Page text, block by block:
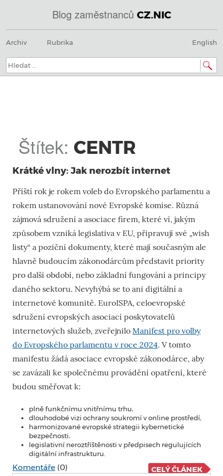
Blog zaměstnanců CZ.NIC
@
IN
SOA
nic.cz.
Menu
na
Archiv Rubrika English
Hledat:
Štítek: CENTR
Krátké vlny: Jak nerozbít internet
Příští rok je rokem voleb do Evropského parlamentu a
rokem ustanovování nové Evropské komise. Různá
zájmová sdružení a asociace firem, které ví, jakým
způsobem vzniká legislativa v EU, připravují své „wish
listy“ a poziční dokumenty, které mají současným ale
hlavně budoucím zákonodárcům představit priority
pro další období, nebo základní fungování a principy
daného sektoru. Nevyhýbá se to ani digitální a
internetové komunitě. EuroISPA, celoevropské
sdružení evropských asociací poskytovatelů
internetových služeb, zveřejnilo Manifest pro volby
do Evropského parlamentu v roce 2024. V tomto
manifestu žádá asociace evropské zákonodárce, aby
se zavázali ke společnému provádění opatření, které
budou směřovat k:
plně funkčnímu vnitřnímu trhu,
dlouhodobé vizi ochrany soukromí v online prostředí,
harmonizované evropské strategii kybernetické
bezpečnosti,
legislativní neroztříštěnosti v předpisech regulujících
digitální infrastrukturu.
Komentáře (0) CELÝ ČLÁNEK